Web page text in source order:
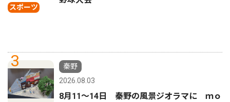
スポーツ
3
秦野
2026.08.03
8月11〜14日 秦野の風景ジオラマに ｍｏ